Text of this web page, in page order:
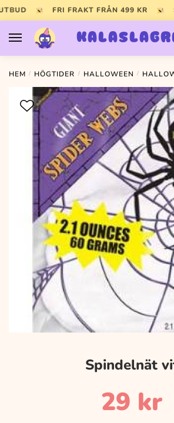
Skip
to
navigation
Skip
to
content
FRI FRAKT FRÅN 499 KR
HEM / HÖGTIDER / HALLOWEEN /
Spindelnät
29 kr